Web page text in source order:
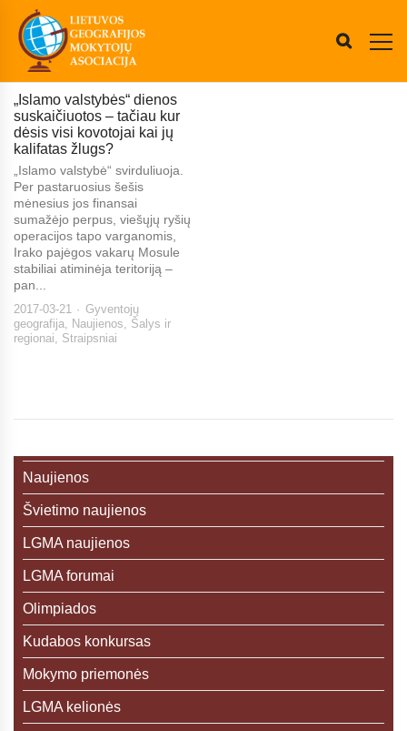
„Islamo valstybės“ dienos
suskaičiuotos – tačiau kur
dėsis visi kovotojai kai jų
kalifatas žlugs?
„Islamo valstybė“ svirduliuoja.
Per pastaruosius šešis
mėnesius jos finansai
sumažėjo perpus, viešųjų ryšių
operacijos tapo varganomis,
Irako pajėgos vakarų Mosule
stabiliai atiminėja teritoriją –
pan...
2017-03-21
Gyventojų
geografija, Naujienos, Šalys ir
regionai, Straipsniai
Naujienos
Švietimo naujienos
LGMA naujienos
LGMA forumai
Olimpiados
Kudabos konkursas
Mokymo priemonės
LGMA kelionės